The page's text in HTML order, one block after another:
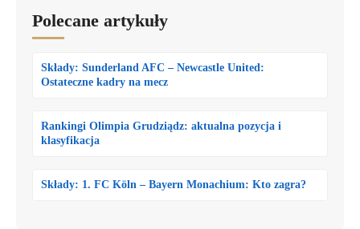
Polecane artykuły
Składy: Sunderland AFC – Newcastle United:
Ostateczne kadry na mecz
Rankingi Olimpia Grudziądz: aktualna pozycja i
klasyfikacja
Składy: 1. FC Köln – Bayern Monachium: Kto zagra?